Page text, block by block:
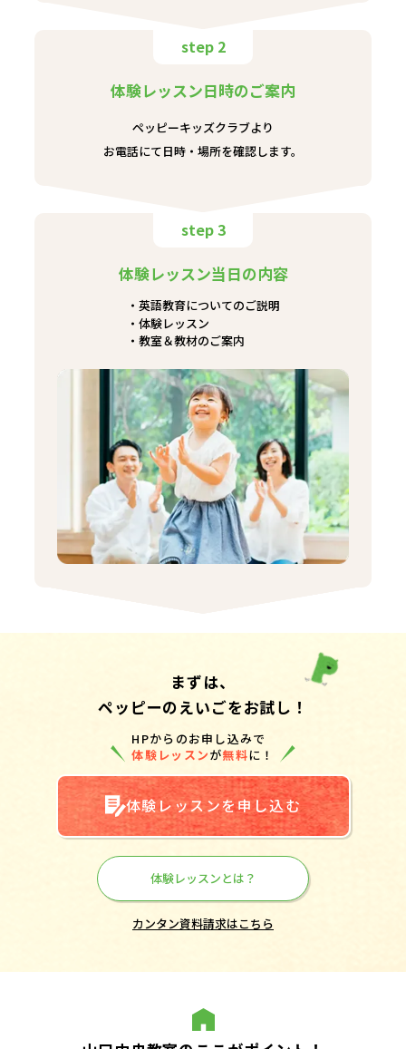
step 2
体験レッスン日時のご案内
ペッピーキッズクラブより
お電話にて日時・場所を確認します。
step 3
体験レッスン当日の内容
英語教育についてのご説明
体験レッスン
教室＆教材のご案内
まずは、
ペッピーのえいごをお試し！
HPからのお申し込みで
体験レッスンが無料に！
体験レッスンを申し込む
体験レッスンとは？
カンタン資料請求はこちら